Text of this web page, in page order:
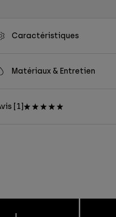
Caractéristiques
Matériaux & Entretien
[1]